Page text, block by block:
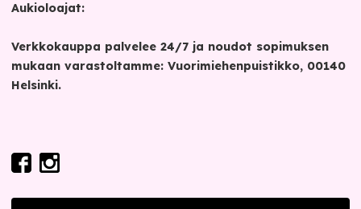
Aukioloajat:
Verkkokauppa palvelee 24/7 ja noudot sopimuksen
mukaan varastoltamme: Vuorimiehenpuistikko, 00140
Helsinki.